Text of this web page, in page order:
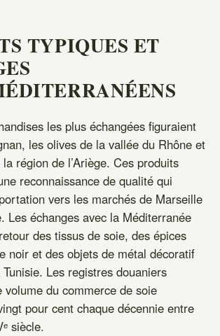
TYPIQUES ET
les plus échangées figuraient
les olives de la vallée du Rhône et
région de l’Ariège. Ces produits
reconnaissance de qualité qui
vers les marchés de Marseille
Les échanges avec la Méditerranée
des tissus de soie, des épices
noir et des objets de métal décoratif
Les registres douaniers
volume du commerce de soie
pour cent chaque décennie entre
siècle.